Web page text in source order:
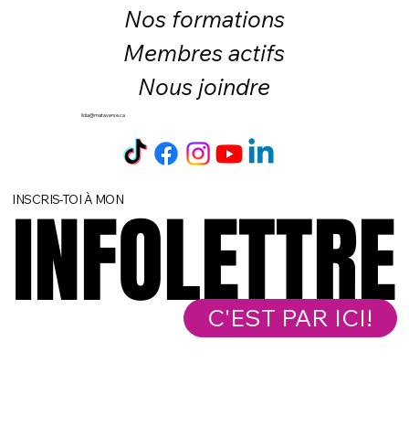
Nos formations
Membres actifs
Nous joindre
lidia@mataverse.ca
INSCRIS-TOI À MON
INFOLETTRE
INFOLETTRE
C'EST PAR ICI!